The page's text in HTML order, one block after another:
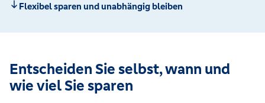
Flexibel sparen und unabhängig bleiben
Entscheiden Sie selbst, wann und
wie viel Sie sparen